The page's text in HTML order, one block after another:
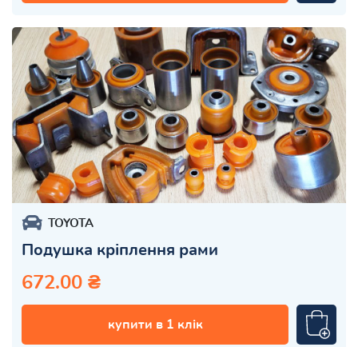
TOYOTA
Подушка кріплення рами
672.00 ₴
купити в 1 клік